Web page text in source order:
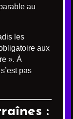
au
les
aux
». À
pas
: